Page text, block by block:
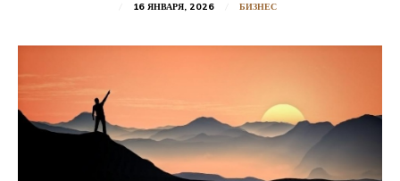
16 ЯНВАРЯ, 2026 БИЗНЕС